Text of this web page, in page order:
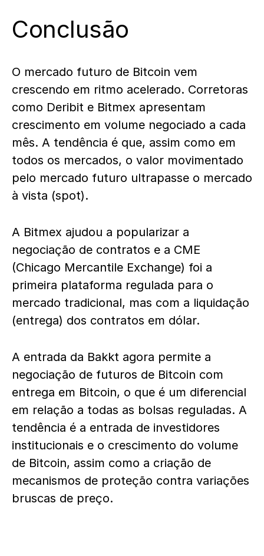
Conclusão
O mercado futuro de Bitcoin vem
crescendo em ritmo acelerado. Corretoras
como Deribit e Bitmex apresentam
crescimento em volume negociado a cada
mês. A tendência é que, assim como em
todos os mercados, o valor movimentado
pelo mercado futuro ultrapasse o mercado
à vista (spot).
A Bitmex ajudou a popularizar a
negociação de contratos e a CME
(Chicago Mercantile Exchange) foi a
primeira plataforma regulada para o
mercado tradicional, mas com a liquidação
(entrega) dos contratos em dólar.
A entrada da Bakkt agora permite a
negociação de futuros de Bitcoin com
entrega em Bitcoin, o que é um diferencial
em relação a todas as bolsas reguladas. A
tendência é a entrada de investidores
institucionais e o crescimento do volume
de Bitcoin, assim como a criação de
mecanismos de proteção contra variações
bruscas de preço.